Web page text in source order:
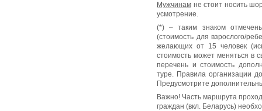
Мужчинам не стоит носить
усмотрение.
(*) – таким знаком
(стоимость для взрослого/
желающих от 15 человек
стоимость может меняться в
перечень и стоимость
туре. Правила организации
Предусмотрите
Важно! Часть маршрута
граждан (вкл. Беларусь)